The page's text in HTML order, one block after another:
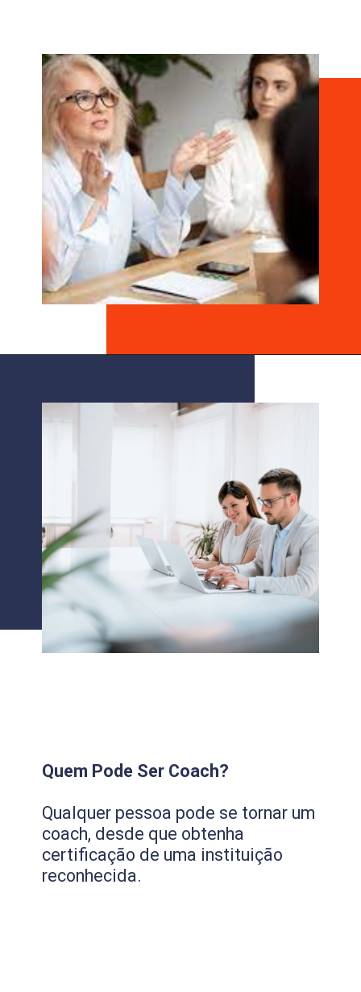
Quem Pode Ser Coach?
Qualquer pessoa pode se tornar um
coach, desde que obtenha
certificação de uma instituição
reconhecida.